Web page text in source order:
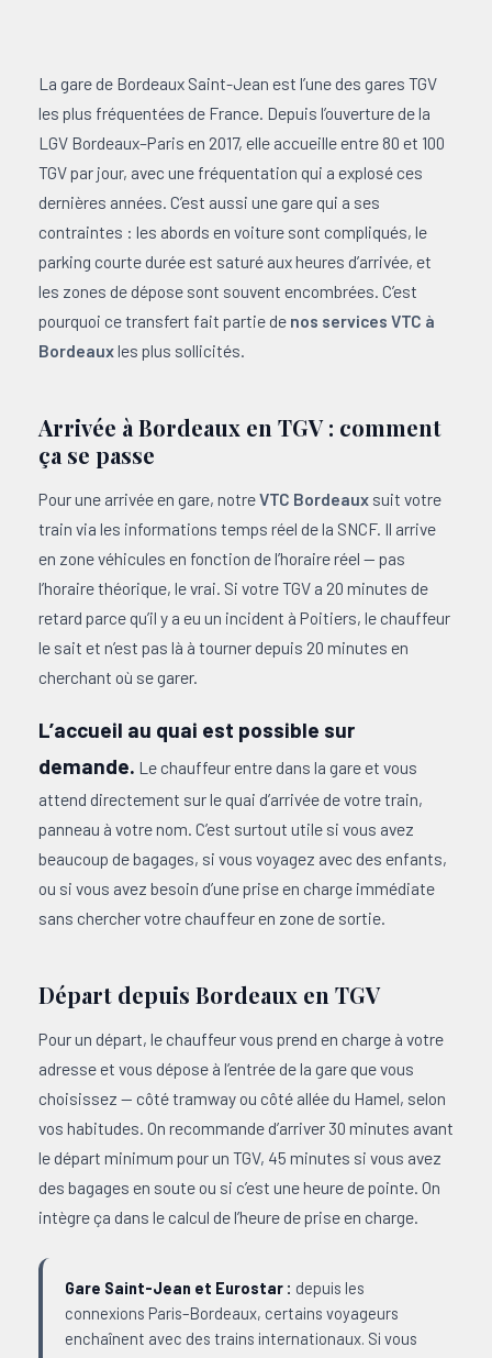
La gare de Bordeaux Saint-Jean est l’une des gares TGV
les plus fréquentées de France. Depuis l’ouverture de la
LGV Bordeaux–Paris en 2017, elle accueille entre 80 et 100
TGV par jour, avec une fréquentation qui a explosé ces
dernières années. C’est aussi une gare qui a ses
contraintes : les abords en voiture sont compliqués, le
parking courte durée est saturé aux heures d’arrivée, et
les zones de dépose sont souvent encombrées. C’est
pourquoi ce transfert fait partie de nos services VTC à
Bordeauxles plus sollicités.
Arrivée à Bordeaux en TGV : comment
ça se passe
Pour une arrivée en gare, notreVTC Bordeaux suit votre
train via les informations temps réel de la SNCF. Il arrive
en zone véhicules en fonction de l’horaire réel — pas
l’horaire théorique, le vrai. Si votre TGV a 20 minutes de
retard parce qu’il y a eu un incident à Poitiers, le chauffeur
le sait et n’est pas là à tourner depuis 20 minutes en
cherchant où se garer.
L’accueil au quai est possible sur
demande. Le chauffeur entre dans la gare et vous
attend directement sur le quai d’arrivée de votre train,
panneau à votre nom. C’est surtout utile si vous avez
beaucoup de bagages, si vous voyagez avec des enfants,
ou si vous avez besoin d’une prise en charge immédiate
sans chercher votre chauffeur en zone de sortie.
Départ depuis Bordeaux en TGV
Pour un départ, le chauffeur vous prend en charge à votre
adresse et vous dépose à l’entrée de la gare que vous
choisissez — côté tramway ou côté allée du Hamel, selon
vos habitudes. On recommande d’arriver 30 minutes avant
le départ minimum pour un TGV, 45 minutes si vous avez
des bagages en soute ou si c’est une heure de pointe. On
intègre ça dans le calcul de l’heure de prise en charge.
Gare Saint-Jean et Eurostar : depuis les
connexions Paris–Bordeaux, certains voyageurs
enchaînent avec des trains internationaux. Si vous